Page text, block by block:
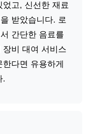
고, 신선한 재료
받았습니다. 로
간단한 음료를
비 대여 서비스
다면 유용하게
.